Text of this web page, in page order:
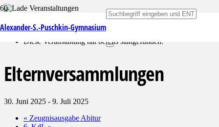
Alexander-S.-Puschkin-Gymnasium
« Alle Veranstaltungen
Diese Veranstaltung hat bereits stattgefunden.
Elternversammlungen
30. Juni 2025 - 9. Juli 2025
« Zeugnisausgabe Abitur